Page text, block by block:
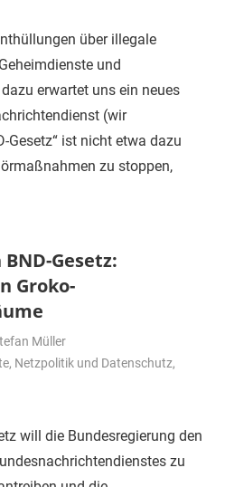
über illegale
und
erwartet uns ein neues
(wir
Gesetz“ ist nicht etwa dazu
zu stoppen,
Gesetz:
Groko-
Müller
, Netzpolitik und Datenschutz,
will die Bundesregierung den
zu